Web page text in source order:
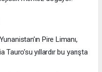
Pire Limanı,
Tauro’su yıllardır bu yarışta